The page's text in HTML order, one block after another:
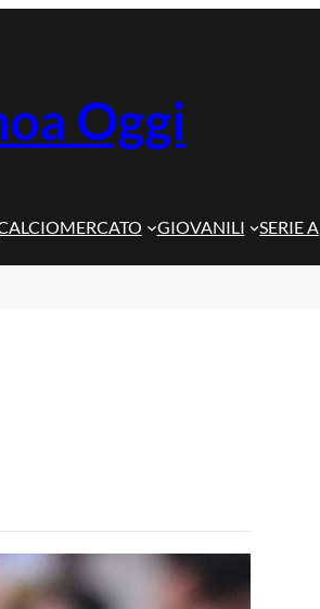
Oggi
GIOVANILI SERIE A